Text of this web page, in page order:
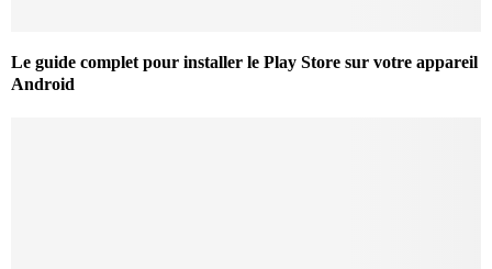
Le guide complet pour installer le Play Store sur votre appareil
Android